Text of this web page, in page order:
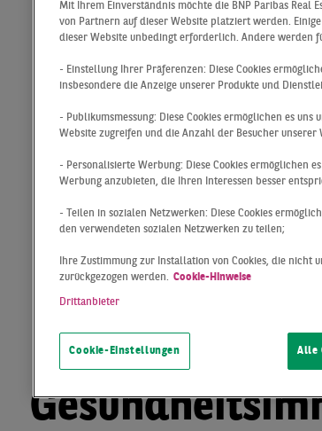
Überblick
Bereich
Mit Ihrem Einverständnis möchte die BNP Paribas Real
von Partnern auf dieser Website platziert werden.
dieser Website unbedingt erforderlich. Andere werden
- Einstellung Ihrer Präferenzen: Diese Cookies
insbesondere die Anzeige unserer Produkte und
- Publikumsmessung: Diese Cookies ermöglichen es
Website zugreifen und die Anzahl der Besucher unserer
- Personalisierte Werbung: Diese Cookies ermöglichen
Werbung anzubieten, die Ihren Interessen besser
- Teilen in sozialen Netzwerken: Diese Cookies
den verwendeten sozialen Netzwerken zu teilen;
Ihre Zustimmung zur Installation von Cookies, die
zurückgezogen werden. Cookie-Hinweise
Drittanbieter
Cookie-Einstellungen Alle